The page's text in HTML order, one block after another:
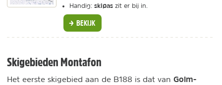
Handig: skipas zit er bij in.
BEKIJK
Skigebieden Montafon
Het eerste skigebied aan de B188 is dat van Golm-